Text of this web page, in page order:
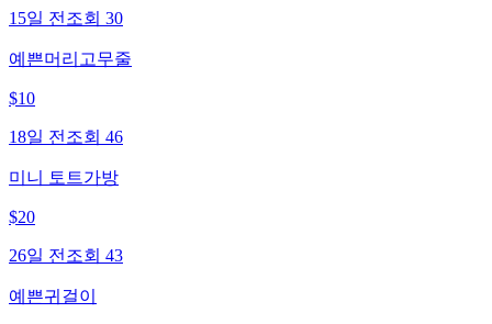
15일 전 조회 30
예쁜머리고무줄
$10
18일 전 조회 46
미니 토트가방
$20
26일 전 조회 43
예쁜귀걸이